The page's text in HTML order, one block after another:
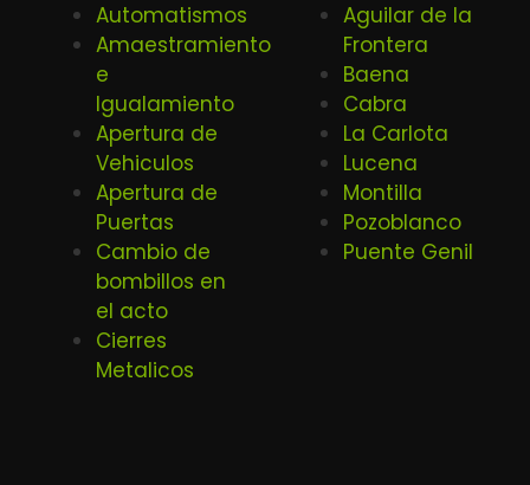
Automatismos
Amaestramiento
e
Igualamiento
Apertura de
Vehiculos
Apertura de
Puertas
Cambio de
bombillos en
el acto
Cierres
Metalicos
Aguilar de la
Frontera
Baena
Cabra
La Carlota
Lucena
Montilla
Pozoblanco
Puente Genil